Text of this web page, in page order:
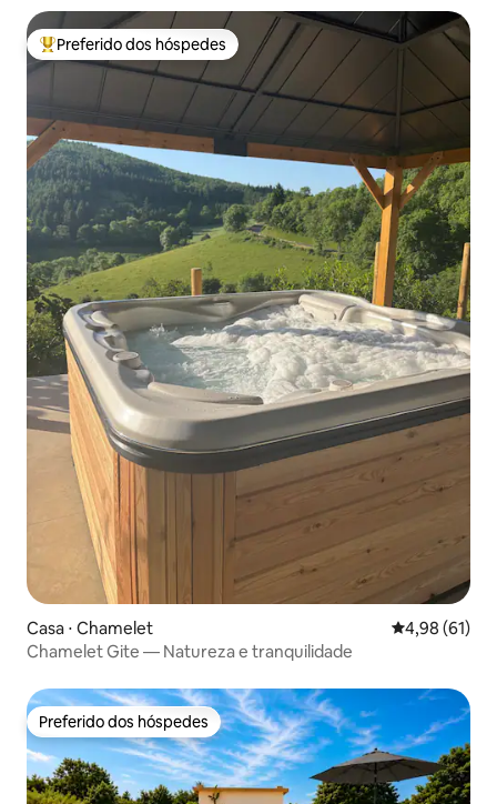
Entre os melhores preferidos dos hóspedes
Preferido dos hóspedes
Casa ⋅ Chamelet 4,98 de uma
4,98 (61)
Chamelet Gite — Natureza e tranquilidade
Preferido dos hóspedes
Preferido dos hóspedes